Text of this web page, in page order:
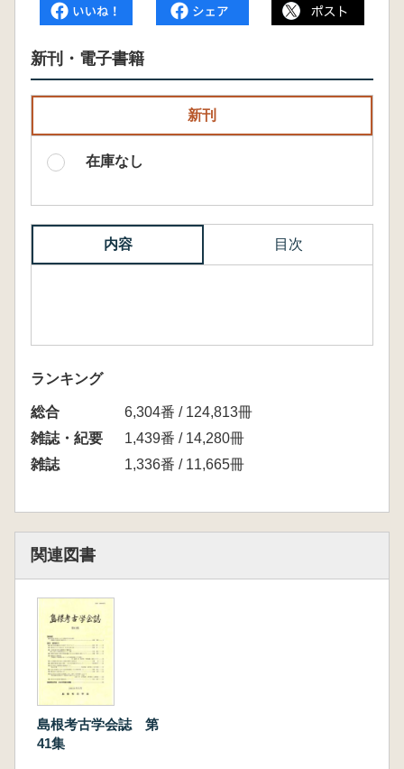
新刊・電子書籍
新刊
在庫なし
内容 目次
ランキング
総合
6,304番 / 124,813冊
雑誌・紀要
1,439番 / 14,280冊
雑誌
1,336番 / 11,665冊
関連図書
島根考古学会誌 第
41集